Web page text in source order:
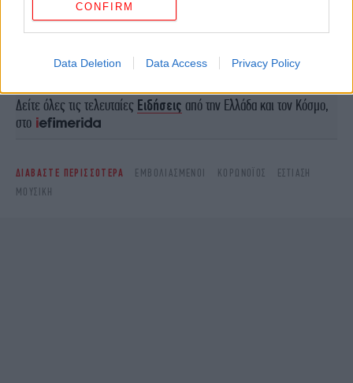
CONFIRM
Data Deletion Data Access Privacy Policy
στο Google News
πρώτοι όλες τις ειδήσεις
Δείτε όλες τις τελευταίες Ειδήσεις από την Ελλάδα και τον Κόσμο,
στο
ΔΙΑΒΑΣΤΕ ΠΕΡΙΣΣΟΤΕΡΑ ΕΜΒΟΛΙΑΣΜΕΝΟΙ ΚΟΡΩΝΟΪΌΣ
ΕΣΤΊΑΣΗ
ΜΟΥΣΙΚΉ